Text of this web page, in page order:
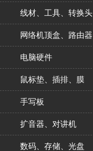
线材、工具、转换头
网络机顶盒、路由器
电脑硬件
鼠标垫、插排、膜
手写板
扩音器、对讲机
数码、存储、光盘